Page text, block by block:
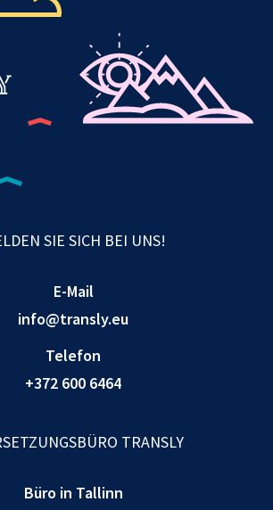
SIE SICH BEI UNS!
E-Mail
info@transly.eu
Telefon
+372 600 6464
TRANSLY
Büro in Tallinn